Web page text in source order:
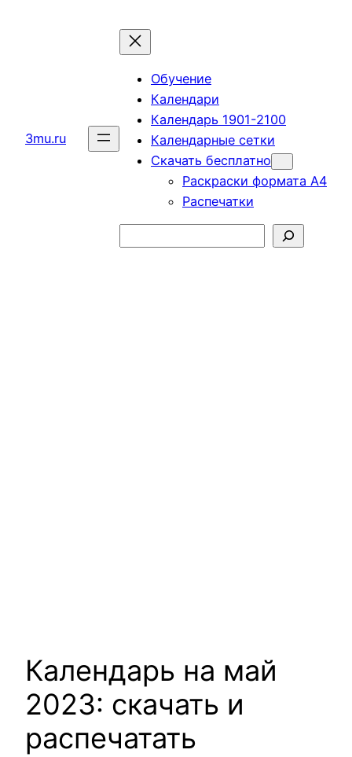
3mu.ru
Обучение
Календари
Календарь 1901-2100
Календарные сетки
Скачать бесплатно
Раскраски формата А4
Распечатки
Календарь на май
2023: скачать и
распечатать